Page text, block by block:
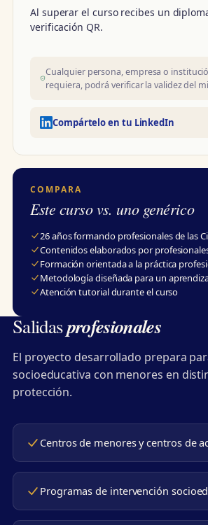
Al superar el curso recibes un
verificación QR.
Cualquier persona, empresa o
requiera, podrá verificar la validez del
Compártelo en tu LinkedIn
COMPARA
Este curso vs. uno genérico
26 años formando profesionales de las
Contenidos elaborados por
Formación orientada a la práctica
Metodología diseñada para un
Atención tutorial durante el curso
Salidasprofesionales
El proyecto desarrollado prepara
socioeducativa con menores en
protección.
Centros de menores y centros de
Programas de intervención